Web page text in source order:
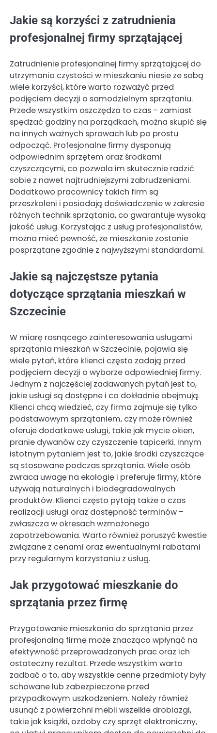
Jakie są korzyści z zatrudnienia
profesjonalnej firmy sprzątającej
Zatrudnienie profesjonalnej firmy sprzątającej do
utrzymania czystości w mieszkaniu niesie ze sobą
wiele korzyści, które warto rozważyć przed
podjęciem decyzji o samodzielnym sprzątaniu.
Przede wszystkim oszczędza to czas – zamiast
spędzać godziny na porządkach, można skupić się
na innych ważnych sprawach lub po prostu
odpocząć. Profesjonalne firmy dysponują
odpowiednim sprzętem oraz środkami
czyszczącymi, co pozwala im skutecznie radzić
sobie z nawet najtrudniejszymi zabrudzeniami.
Dodatkowo pracownicy takich firm są
przeszkoleni i posiadają doświadczenie w zakresie
różnych technik sprzątania, co gwarantuje wysoką
jakość usług. Korzystając z usług profesjonalistów,
można mieć pewność, że mieszkanie zostanie
posprzątane zgodnie z najwyższymi standardami.
Jakie są najczęstsze pytania
dotyczące sprzątania mieszkań w
Szczecinie
W miarę rosnącego zainteresowania usługami
sprzątania mieszkań w Szczecinie, pojawia się
wiele pytań, które klienci często zadają przed
podjęciem decyzji o wyborze odpowiedniej firmy.
Jednym z najczęściej zadawanych pytań jest to,
jakie usługi są dostępne i co dokładnie obejmują.
Klienci chcą wiedzieć, czy firma zajmuje się tylko
podstawowym sprzątaniem, czy może również
oferuje dodatkowe usługi, takie jak mycie okien,
pranie dywanów czy czyszczenie tapicerki. Innym
istotnym pytaniem jest to, jakie środki czyszczące
są stosowane podczas sprzątania. Wiele osób
zwraca uwagę na ekologię i preferuje firmy, które
używają naturalnych i biodegradowalnych
produktów. Klienci często pytają także o czas
realizacji usługi oraz dostępność terminów –
zwłaszcza w okresach wzmożonego
zapotrzebowania. Warto również poruszyć kwestie
związane z cenami oraz ewentualnymi rabatami
przy regularnym korzystaniu z usług.
Jak przygotować mieszkanie do
sprzątania przez firmę
Przygotowanie mieszkania do sprzątania przez
profesjonalną firmę może znacząco wpłynąć na
efektywność przeprowadzanych prac oraz ich
ostateczny rezultat. Przede wszystkim warto
zadbać o to, aby wszystkie cenne przedmioty były
schowane lub zabezpieczone przed
przypadkowym uszkodzeniem. Należy również
usunąć z powierzchni mebli wszelkie drobiazgi,
takie jak książki, ozdoby czy sprzęt elektroniczny,